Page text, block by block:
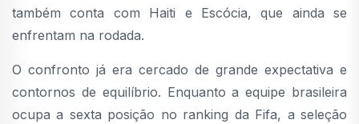
também conta com Haiti e Escócia, que ainda se
enfrentam na rodada.
O confronto já era cercado de grande expectativa e
contornos de equilíbrio. Enquanto a equipe brasileira
ocupa a sexta posição no ranking da Fifa, a seleção